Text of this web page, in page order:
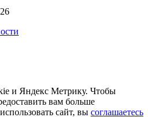
и Яндекс Метрику. Чтобы
вам больше
сайт, вы соглашаетесь